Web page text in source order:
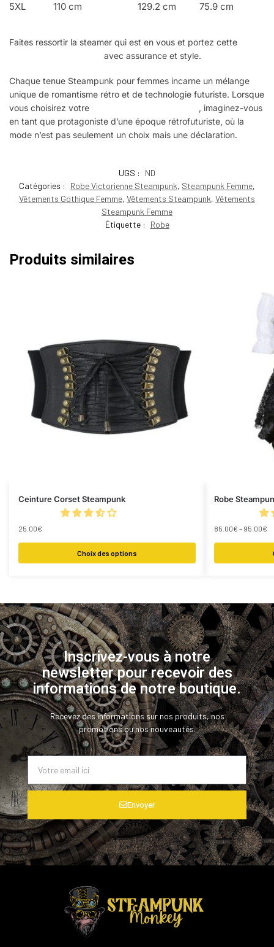
5XL 110 cm 129.2 cm 75.9 cm
Faites ressortir la steamer qui est en vous et portez cette
avec assurance et style.
Chaque tenue Steampunk pour femmes incarne un mélange
unique de romantisme rétro et de technologie futuriste. Lorsque
vous choisirez votre
, imaginez-vous
en tant que protagoniste d’une époque rétrofuturiste, où la
mode n’est pas seulement un choix mais une déclaration.
UGS :
ND
Catégories :
Robe Victorienne Steampunk, Steampunk Femme,
Vêtements Gothique Femme, Vêtements Steampunk, Vêtements
Steampunk Femme
Étiquette :
Robe
Produits similaires
Ceinture Corset Steampunk
25.00€
Choix des options
Robe
85.00€ – 95.00€
Inscrivez-vous à notre
newsletter pour recevoir des
informations de notre boutique.
Recevez des informations sur nos produits, nos
promotions ou nos nouveautés.
Envoyer